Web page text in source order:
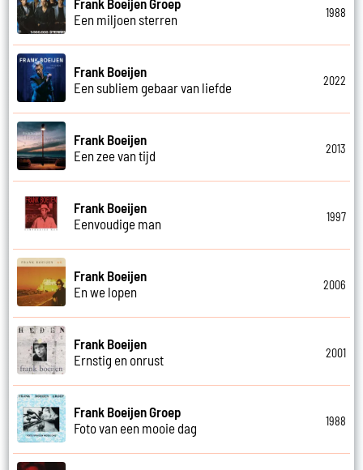
Een miljoen sterren
1988
Frank Boeijen
Een subliem gebaar van liefde
2022
Frank Boeijen
Een zee van tijd
2013
Frank Boeijen
Eenvoudige man
1997
Frank Boeijen
En we lopen
2006
Frank Boeijen
Ernstig en onrust
2001
Frank Boeijen Groep
Foto van een mooie dag
1988